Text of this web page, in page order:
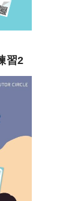
習2